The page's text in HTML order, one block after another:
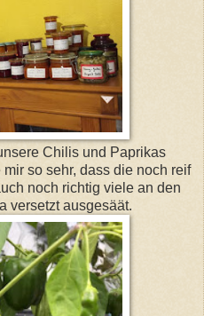
Chilis und Paprikas
so sehr, dass die noch reif
noch richtig viele an den
versetzt ausgesäät.